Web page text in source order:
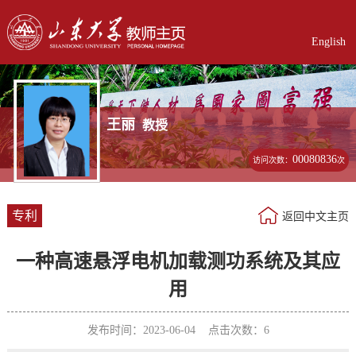
English
王丽 教授
访问次数：00080836次
专利 返回中文主页
一种高速悬浮电机加载测功系统及其应
用
发布时间：2023-06-04 点击次数： 6